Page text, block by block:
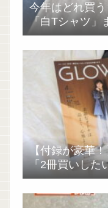
今年はどれ買
「白Tシャツ」
【付録が豪華
「2冊買いした